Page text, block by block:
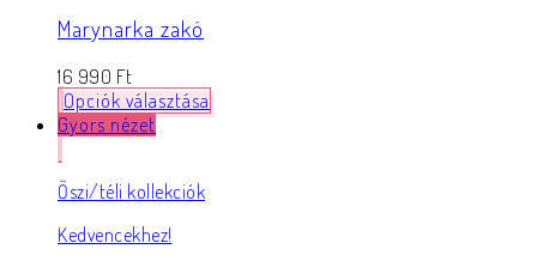
Marynarka zakó
16 990 Ft
Opciók választása
Gyors nézet
Őszi/téli kollekciók
Kedvencekhez!